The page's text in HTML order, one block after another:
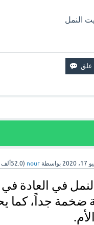
النمل
2020 بواسطةnour
(52.0ألف